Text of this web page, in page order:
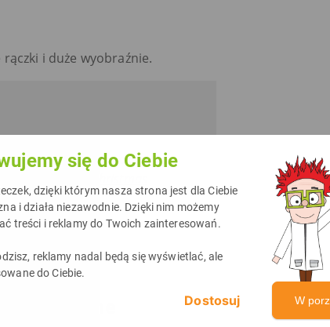
się do Ciebie
dzięki którym nasza strona jest dla Ciebie
i działa niezawodnie. Dzięki nim możemy
treści i reklamy do Twoich zainteresowań.
reklamy nadal będą się wyświetlać, ale
do Ciebie.
W
i duże wyobraźnie.
świąteczne?#ebook